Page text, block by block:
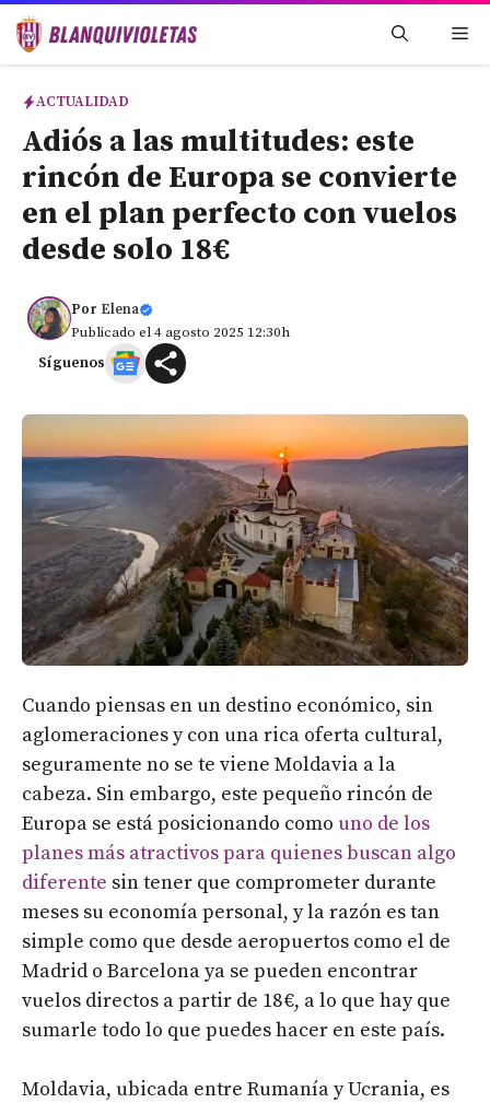
Saltar
ACTUALIDAD
Adiós a las multitudes: este
rincón de Europa se convierte
en el plan perfecto con vuelos
desde solo 18€
Por Elena
Publicado el 4 agosto 2025 12:30h
Síguenos
Cuando piensas en un destino económico, sin
aglomeraciones y con una rica oferta cultural,
seguramente no se te viene Moldavia a la
cabeza. Sin embargo, este pequeño rincón de
Europa se está posicionando como uno de los
planes más atractivos para quienes buscan algo
diferente sin tener que comprometer durante
meses su economía personal, y la razón es tan
simple como que desde aeropuertos como el de
Madrid o Barcelona ya se pueden encontrar
vuelos directos a partir de 18 €, a lo que hay que
sumarle todo lo que puedes hacer en este país.
Moldavia, ubicada entre Rumanía y Ucrania, es